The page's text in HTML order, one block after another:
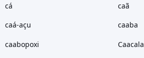
cá caã
caá-açu caaba
caabopoxi Caacala